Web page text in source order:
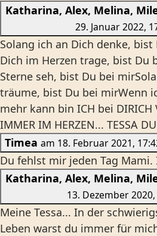
Katharina, Alex, Melina,
29.
Solang ich an Dich denke,
Dich im Herzen trage, bist Du
Sterne seh, bist Du bei
träume, bist Du bei mirWenn
mehr kann bin ICH bei DIRICH
IMMER IM HERZEN... TESSA
Timea
am 18.
Du fehlst mir jeden Tag Mami.
Katharina, Alex, Melina,
Meine Tessa... In der
Leben warst du immer für